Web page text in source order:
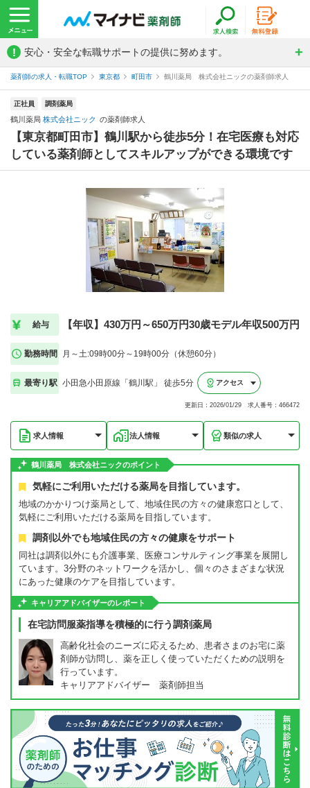
! 安心・安全な転職サポートの提供に努めます。
薬剤師の求人・転職TOP 東京都 町田市 鶴川薬局 株式会社ニックの薬剤師求人
正社員 調剤薬局
鶴川薬局 株式会社ニック の薬剤師求人
【東京都町田市】鶴川駅から徒歩5分！在宅医療も対応
している薬剤師としてスキルアップができる環境です
給与 【年収】430万円～650万円30歳モデル年収500万円
勤務時間 月～土:09時00分～19時00分（休憩60分）
最寄り駅 小田急小田原線「鶴川駅」 徒歩5分 アクセス
更新日：2026/01/29 求人番号：466472
求人情報 法人情報 類似の求人
鶴川薬局 株式会社ニックのポイント
気軽にご利用いただける薬局を目指しています。
地域のかかりつけ薬局として、地域住民の方々の健康窓口として、
気軽にご利用いただける薬局を目指しています。
調剤以外でも地域住民の方々の健康をサポート
同社は調剤以外にも介護事業、医療コンサルティング事業を展開し
ています。3分野のネットワークを活かし、個々のさまざまな状況
にあった健康のケアを目指しています。
キャリアアドバイザーのレポート
在宅訪問服薬指導を積極的に行う調剤薬局
高齢化社会のニーズに応えるため、患者さまのお宅に薬
剤師が訪問し、薬を正しく使っていただくための説明を
行っています。
キャリアアドバイザー 薬剤師担当